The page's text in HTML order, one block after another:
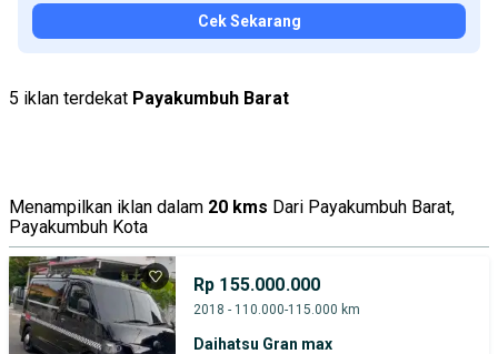
Harga Merek Dan Model
Cek Sekarang
5 iklan terdekat Payakumbuh Barat
Menampilkan iklan dalam 20 kms Dari Payakumbuh Barat,
Payakumbuh Kota
Rp 155.000.000
2018 - 110.000-115.000 km
Daihatsu Gran max